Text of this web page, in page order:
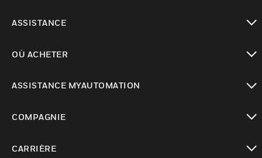
ASSISTANCE
OÙ ACHETER
ASSISTANCE MYAUTOMATION
COMPAGNIE
CARRIÈRE